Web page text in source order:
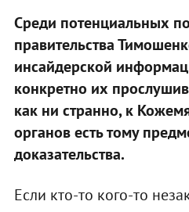
Среди потенциальных
правительства
инсайдерской
конкретно их
как ни странно, к
органов есть тому
доказательства.
Если кто-то кого-то